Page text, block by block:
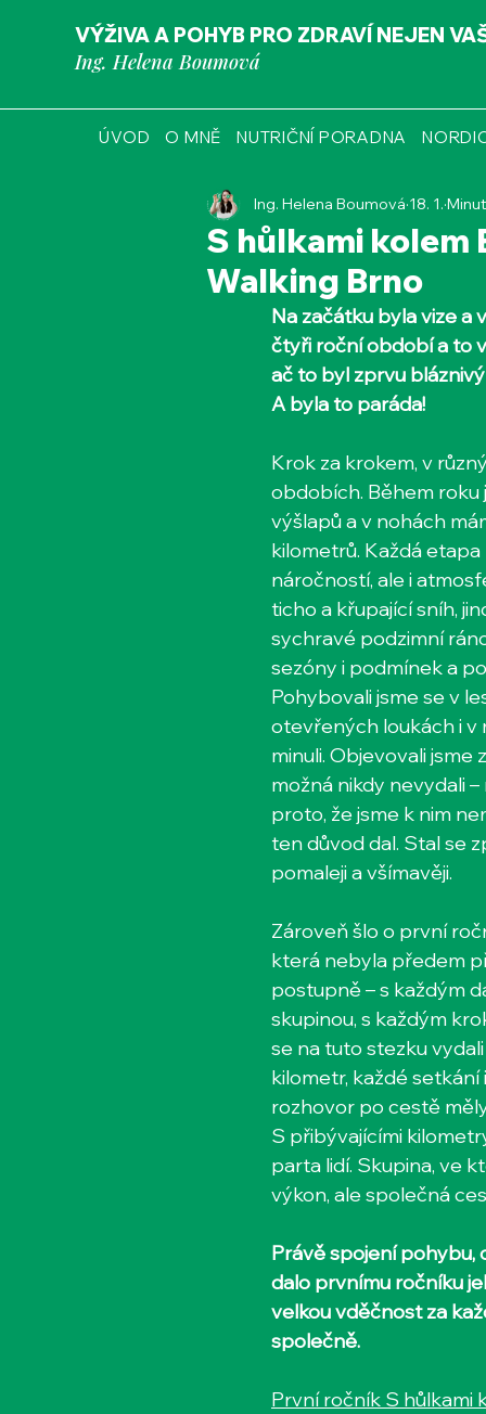
VÝŽIVA A POHYB PRO ZDRAVÍ NEJEN
Ing. Helena Boumová
ÚVOD O MNĚ NUTRIČNÍ PORADNA
S hůlkami kolem
Walking Brno
Ing. Helena Boumová 18. 1.
Na začátku byla vize a
čtyři roční období a to
ač to byl zprvu
A byla to paráda!
Krok za krokem, v
obdobích. Během
výšlapů a v nohách
kilometrů. Každá
náročností, ale i
ticho a křupající sníh,
sychravé podzimní
sezóny i podmínek a
Pohybovali jsme se v
otevřených loukách i
minuli. Objevovali
možná nikdy nevydali
proto, že jsme k nim
ten důvod dal. Stal se
pomaleji a všímavěji.
Zároveň šlo o první
která nebyla předem
postupně – s každým
skupinou, s každým
se na tuto stezku
kilometr, každé
rozhovor po cestě
S přibývajícími
parta lidí. Skupina, ve
výkon, ale společná
Právě spojení pohybu,
dalo prvnímu ročníku
velkou vděčnost za
společně.
První ročník S hůlkami